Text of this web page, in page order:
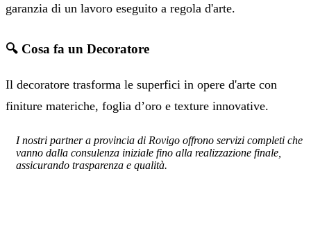
garanzia di un lavoro eseguito a regola d'arte.
🔍 Cosa fa un Decoratore
Il decoratore trasforma le superfici in opere d'arte con
finiture materiche, foglia d’oro e texture innovative.
I nostri partner a provincia di Rovigo offrono servizi completi che
vanno dalla consulenza iniziale fino alla realizzazione finale,
assicurando trasparenza e qualità.